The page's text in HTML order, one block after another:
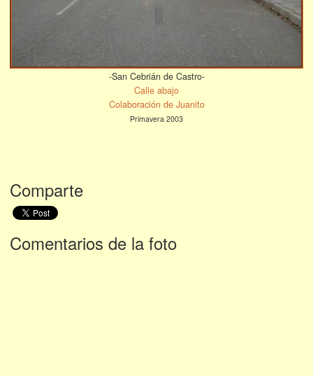
-San Cebrián de Castro-
Calle abajo
Colaboración de Juanito
Primavera 2003
Comparte
Comentarios de la foto